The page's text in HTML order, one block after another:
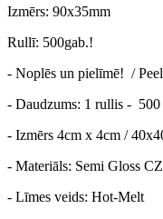
Izmērs: 90x35mm
Rullī: 500gab.!
- Noplēs un pielīmē! /
- Daudzums: 1 rullis - 500
- Izmērs 4cm x 4cm /
- Materiāls: Semi Gloss
- Līmes veids: Hot-Melt